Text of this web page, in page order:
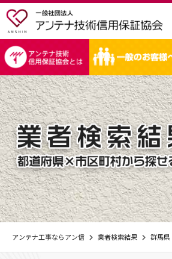
アンテナ工事ならアン信 業者検索結果 群馬県